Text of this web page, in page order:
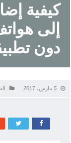
كيفية
إلى
دون
5 مارس، 2017